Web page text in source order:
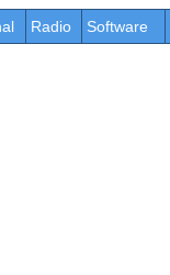
Radio Software